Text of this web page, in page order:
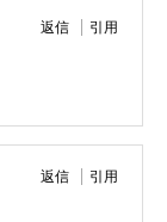
返信 引用
返信 引用